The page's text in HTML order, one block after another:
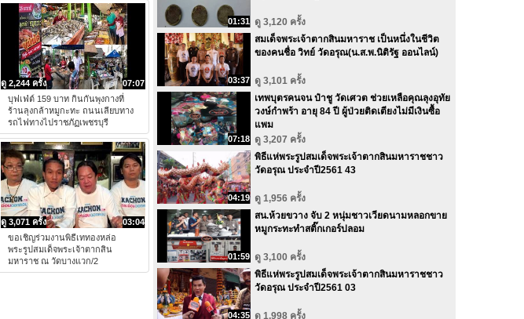
07:07
ดู 2,244 ครั้ง
บุฟเฟ่ต์ 159 บาท กินกันพุงกางที่
ร้านลุงกล้าหมูกะทะ ถนนเลียบทาง
รถไฟทางไปราชภัฏเพชรบุรี
03:04
ดู 3,071 ครั้ง
ขอเชิญร่วมงานพิธีเททองหล่อ
พระรูปสมเด็จพระเจ้าตากสิน
มหาราช ณ วัดบางแวก/2
01:31 ดู 3,120 ครั้ง
03:37
สมเด็จพระเจ้าตากสินมหาราช เป็นหนึ่งในชีวิต
ของคนชื่อ วิทย์ วัดอรุณ(น.ส.พ.นิติรัฐ ออนไลน์)
ดู 3,101 ครั้ง
07:18
เทพบุตรคนจน ป๋าชู วัดเศวต ช่วยเหลือคุณลุงอุทัย
วงษ์กำพร้า อายุ 84 ปี ผู้ป่วยติดเตียงไม่มีเงินซื้อ
แพม
ดู 3,207 ครั้ง
04:19
พิธีแห่พระรูปสมเด็จพระเจ้าตากสินมหาราชชาว
วัดอรุณ ประจำปี2561 43
ดู 1,956 ครั้ง
01:59
สน.ห้วยขวาง จับ 2 หนุ่มชาวเวียดนามหลอกขาย
หมูกระทะทำสติ๊กเกอร์ปลอม
ดู 3,100 ครั้ง
04:35
พิธีแห่พระรูปสมเด็จพระเจ้าตากสินมหาราชชาว
วัดอรุณ ประจำปี2561 03
ดู 1,998 ครั้ง